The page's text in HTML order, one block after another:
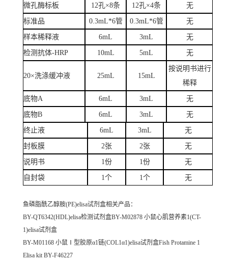
微孔酶标板 12孔×8条 12孔×4条 无
标准品 0.3mL*6管 0.3mL*6管 无
样本稀释液 6mL 3mL 无
检测抗体-HRP 10mL 5mL 无
20×洗涤缓冲液 25mL 15mL
按说明书进行
稀释
底物A 6mL 3mL 无
底物B 6mL 3mL 无
终止液 6mL 3mL 无
封板膜 2张 2张 无
说明书 1份 1份 无
自封袋 1个 1个 无
鱼磷脂酰乙醇胺(PE)elisa试剂盒相关产品：
BY-QT6342(HDL)elisa检测试剂盒BY-M02878 小鼠心肌营养素1(CT-
1)elisa试剂盒
BY-M01168 小鼠Ⅰ型胶原α1链(COL1α1)elisa试剂盒Fish Protamine 1
Elisa kit BY-F46227